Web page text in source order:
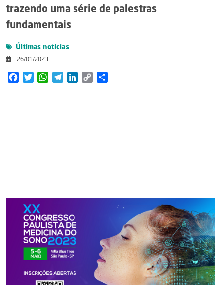
trazendo uma série de palestras
fundamentais
Últimas notícias
26/01/2023
FacebookTwitterWhatsAppTelegramLinkedIn
Copy